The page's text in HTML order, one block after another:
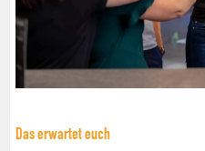
Das erwartet euch